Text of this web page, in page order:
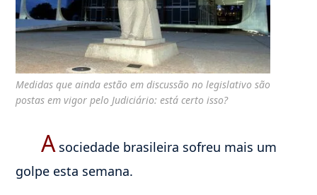
Medidas que ainda estão em discussão no legislativo são
postas em vigor pelo Judiciário: está certo isso?
A sociedade brasileira sofreu mais um
golpe esta semana.